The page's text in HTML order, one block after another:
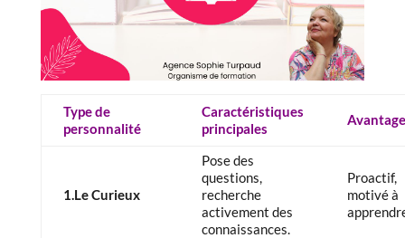
Type de
personnalité
Caractéristiques
principales
1.Le Curieux
Pose des
questions,
recherche
activement des
connaissances.
Proactif,
motivé à